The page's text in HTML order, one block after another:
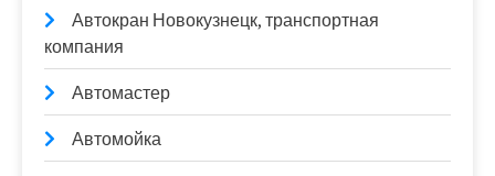
Автокран Новокузнецк, транспортная
компания
Автомастер
Автомойка